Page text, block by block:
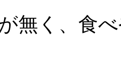
無く、食